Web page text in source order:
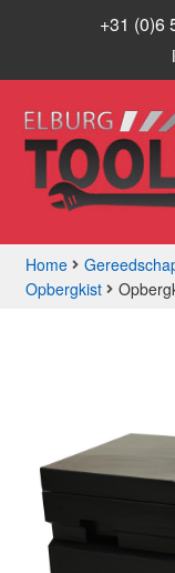
+31 (0)6
Ga
door
naar
navigatie
Ga
naar
inhoud
Assortiment
Contact
Home
Opbergkist